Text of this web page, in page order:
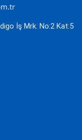
İş Mrk. No:2 Kat:5